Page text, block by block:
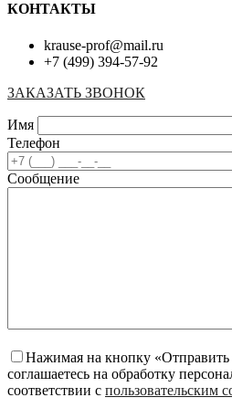
КОНТАКТЫ
krause-prof@mail.ru
+7 (499) 394-57-92
ЗАКАЗАТЬ ЗВОНОК
Имя
Телефон
Сообщение
Нажимая на кнопку
соглашаетесь на обработку
соответствии с пользовательским